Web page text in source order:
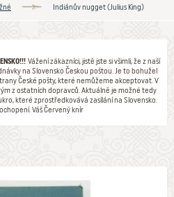
Indiánův nugget (Julius King)
Vážení zákazníci, jistě jste si všimli, že z naší
na Slovensko Českou poštou. Je to bohužel
České pošty, které nemůžeme akceptovat. V
z ostatních dopravců. Aktuálně je možné tedy
které zprostředkovává zasílání na Slovensko.
Váš Červený knír